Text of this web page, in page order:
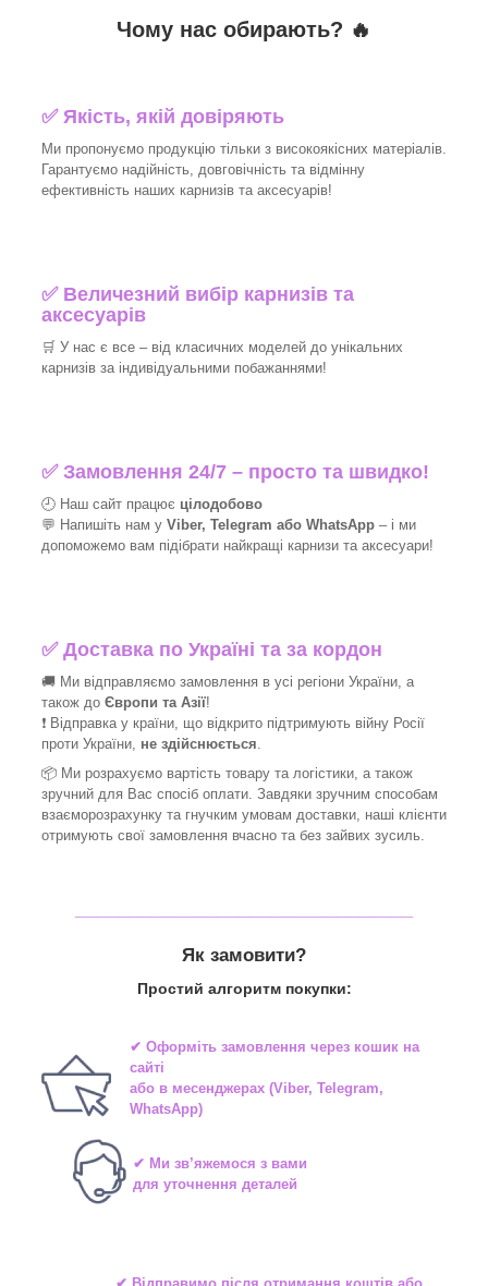
Чому нас обирають? 🔥
✅Якість, якій довіряють
Ми пропонуємо продукцію тільки з високоякісних матеріалів.
Гарантуємо надійність, довговічність та відмінну
ефективність наших карнизів та аксесуарів!​
✅ Величезний вибір карнизів та
аксесуарів
🛒 У нас є все – від класичних моделей до унікальних
карнизів за індивідуальними побажаннями!​
✅Замовлення 24/7 – просто та швидко!
🕘 Наш сайт працює цілодобово
💬 Напишіть нам у Viber, Telegram або WhatsApp – і ми
допоможемо вам підібрати найкращі карнизи та аксесуари!
✅Доставка по Україні та за кордон
🚚 Ми відправляємо замовлення в усі регіони України, а
також до Європи та Азії!
❗ Відправка у країни, що відкрито підтримують війну Росії
проти України, не здійснюється
📦 Ми розрахуємо вартість товару та логістики, а також
зручний для Вас спосіб оплати. Завдяки зручним способам
взаєморозрахунку та гнучким умовам доставки, наші клієнти
отримують свої замовлення вчасно та без зайвих зусиль.
Як замовити?
Простий алгоритм покупки:
✔ Оформіть замовлення через кошик на
сайті
або в месенджерах(Viber, Telegram,
WhatsApp)
✔ Ми зв’яжемося з вами
для уточнення деталей